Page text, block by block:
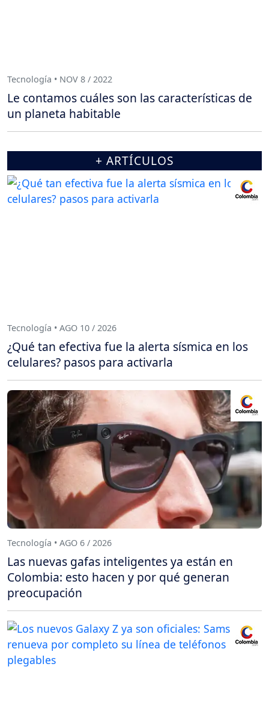
Tecnología • NOV 8 / 2022
Le contamos cuáles son las características de
un planeta habitable
+ ARTÍCULOS
Tecnología • AGO 10 / 2026
¿Qué tan efectiva fue la alerta sísmica en los
celulares? pasos para activarla
Tecnología • AGO 6 / 2026
Las nuevas gafas inteligentes ya están en
Colombia: esto hacen y por qué generan
preocupación